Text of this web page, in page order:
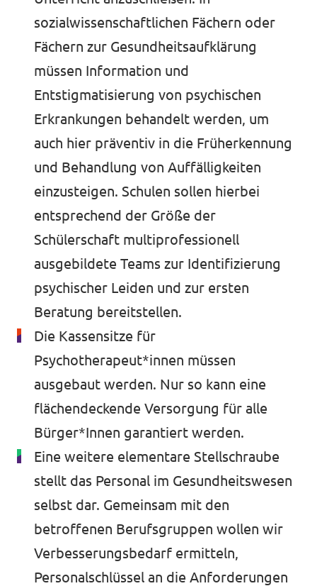
sozialwissenschaftlichen Fächern oder
Fächern zur Gesundheitsaufklärung
müssen Information und
Entstigmatisierung von psychischen
Erkrankungen behandelt werden, um
auch hier präventiv in die Früherkennung
und Behandlung von Auffälligkeiten
einzusteigen. Schulen sollen hierbei
entsprechend der Größe der
Schülerschaft multiprofessionell
ausgebildete Teams zur Identifizierung
psychischer Leiden und zur ersten
Beratung bereitstellen.
Die Kassensitze für
Psychotherapeut*innen müssen
ausgebaut werden. Nur so kann eine
flächendeckende Versorgung für alle
Bürger*Innen garantiert werden.
Eine weitere elementare Stellschraube
stellt das Personal im Gesundheitswesen
selbst dar. Gemeinsam mit den
betroffenen Berufsgruppen wollen wir
Verbesserungsbedarf ermitteln,
Personalschlüssel an die Anforderungen